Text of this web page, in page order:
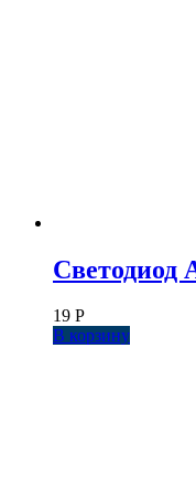
Светодиод
19 Р
В корзину